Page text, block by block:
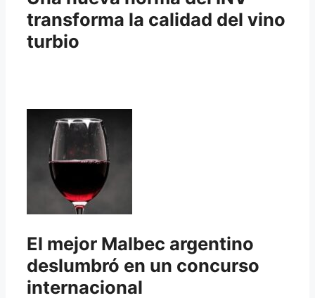
transforma la calidad del vino
turbio
El mejor Malbec argentino
deslumbró en un concurso
internacional